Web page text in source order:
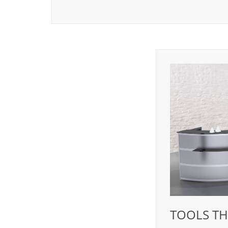
TOOLS